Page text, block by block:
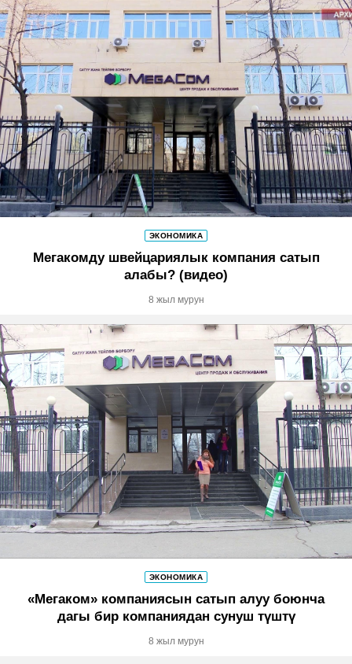
ЭКОНОМИКА
Мегакомду швейцариялык компания сатып
алабы? (видео)
8 жыл мурун
ЭКОНОМИКА
«Мегаком» компаниясын сатып алуу боюнча
дагы бир компаниядан сунуш түштү
8 жыл мурун